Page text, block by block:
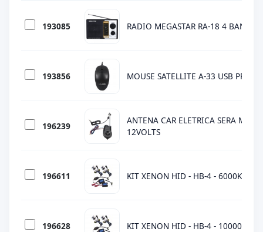
193085 RADIO MEGASTAR RA-18 4 BANDAS
193856 MOUSE SATELLITE A-33 USB PRETO
196239
ANTENA CAR ELETRICA SERA
12VOLTS
196611 KIT XENON HID - HB-4 - 6000K -
196628 KIT XENON HID - HB-4 - 10000K -